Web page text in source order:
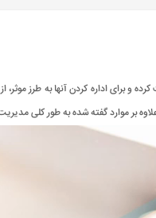
و برای اداره کردن آنها به طرز
بر موارد گفته شده به طور کلی